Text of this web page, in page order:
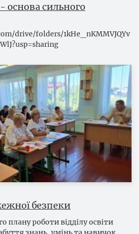
основа сильного
drive/folders/1kHe_nKMMVJQYv
безпеки
плану роботи відділу освіти